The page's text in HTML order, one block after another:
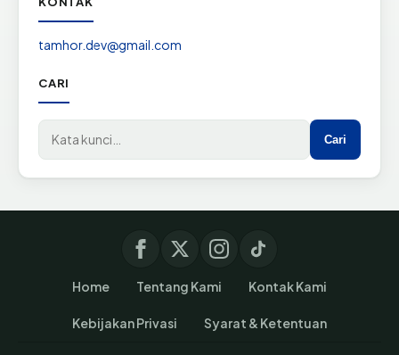
tamhor.dev@gmail.com
CARI
Cari di situs
Cari
Home Tentang Kami Kontak Kami
Kebijakan Privasi Syarat & Ketentuan